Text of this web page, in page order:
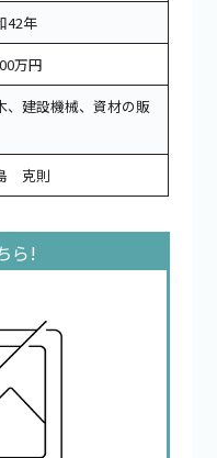
42年
万円
、建設機械、資材の販
克則